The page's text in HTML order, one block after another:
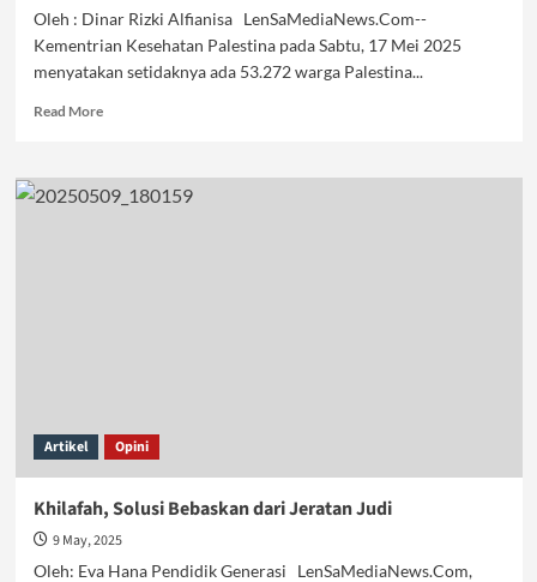
Oleh : Dinar Rizki Alfianisa LenSaMediaNews.Com--
Kementrian Kesehatan Palestina pada Sabtu, 17 Mei 2025
menyatakan setidaknya ada 53.272 warga Palestina...
Read MoreRead
Genosida
dengan
Artikel Opini
Khilafah, Solusi Bebaskan dari Jeratan Judi
9 May, 2025
Oleh: Eva Hana Pendidik Generasi LenSaMediaNews.Com,